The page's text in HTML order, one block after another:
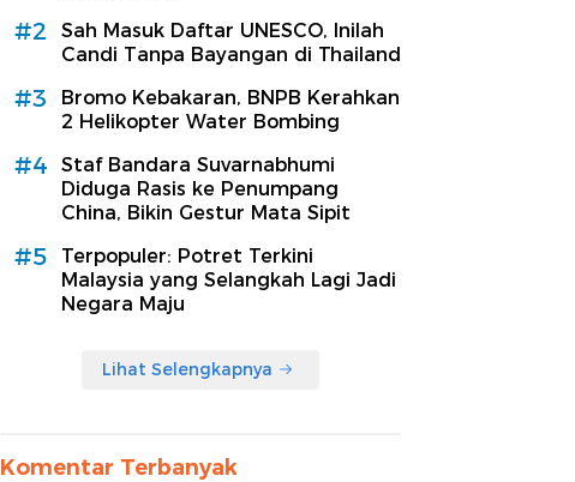
#2
Sah Masuk Daftar UNESCO, Inilah
Candi Tanpa Bayangan di Thailand
#3
Bromo Kebakaran, BNPB Kerahkan
2 Helikopter Water Bombing
#4
Staf Bandara Suvarnabhumi
Diduga Rasis ke Penumpang
China, Bikin Gestur Mata Sipit
#5
Terpopuler: Potret Terkini
Malaysia yang Selangkah Lagi Jadi
Negara Maju
Lihat Selengkapnya
Komentar Terbanyak